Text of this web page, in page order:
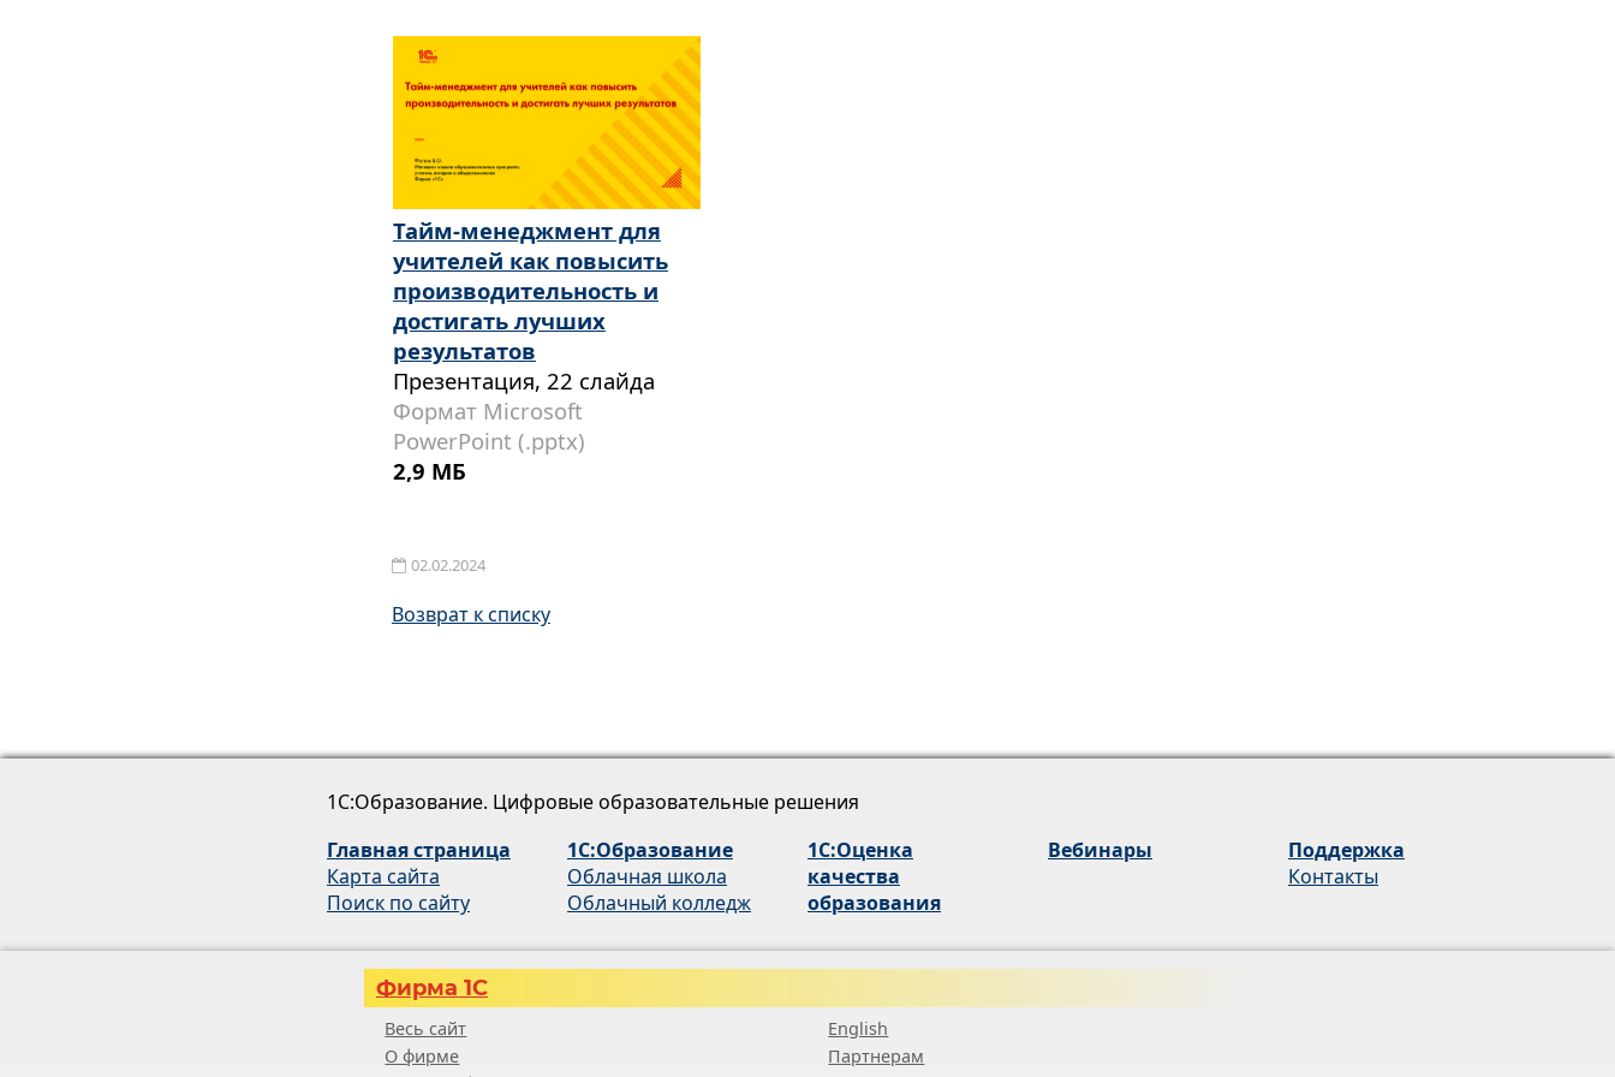
Тайм-менеджмент для
учителей как повысить
производительность и
достигать лучших
результатов
Презентация, 22 слайда
Формат Microsoft
PowerPoint (.pptx)
2,9 МБ
02.02.2024
Возврат к списку
1С:Образование. Цифровые образовательные решения
Главная страница
Карта сайта
Поиск по сайту
1С:Образование
Облачная школа
Облачный колледж
1С:Оценка
качества
образования
Вебинары
Поддержка
Контакты
Фирма 1С
Весь сайт
О фирме
English
Партнерам